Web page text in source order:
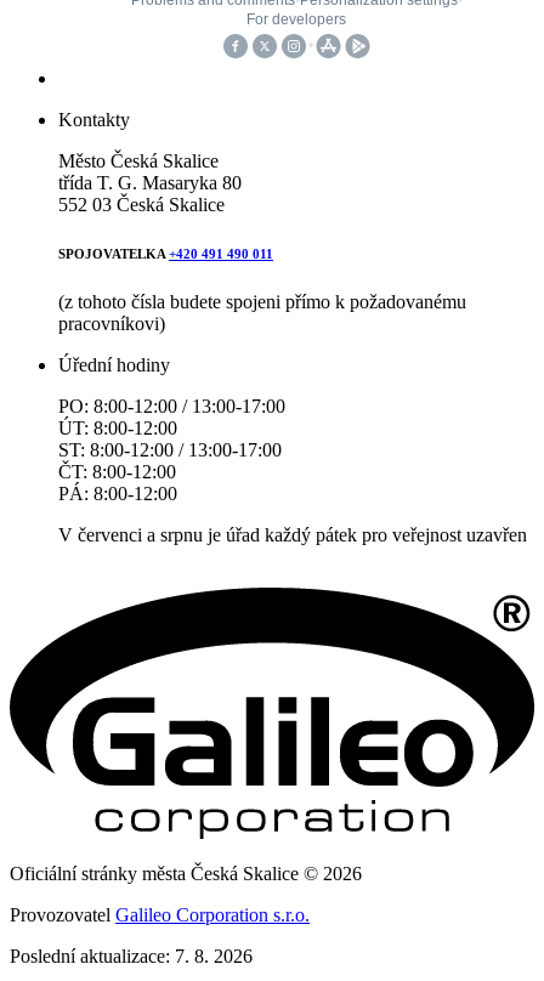
Kontakty
Město Česká Skalice
třída T. G. Masaryka 80
552 03 Česká Skalice
SPOJOVATELKA +420 491 490 011
(z tohoto čísla budete spojeni přímo k požadovanému
pracovníkovi)
Úřední hodiny
PO: 8:00-12:00 / 13:00-17:00
ÚT: 8:00-12:00
ST: 8:00-12:00 / 13:00-17:00
ČT: 8:00-12:00
PÁ: 8:00-12:00
V červenci a srpnu je úřad každý pátek pro veřejnost uzavřen
Oficiální stránky města Česká Skalice © 2026
Provozovatel Galileo Corporation s.r.o.
Poslední aktualizace: 7. 8. 2026